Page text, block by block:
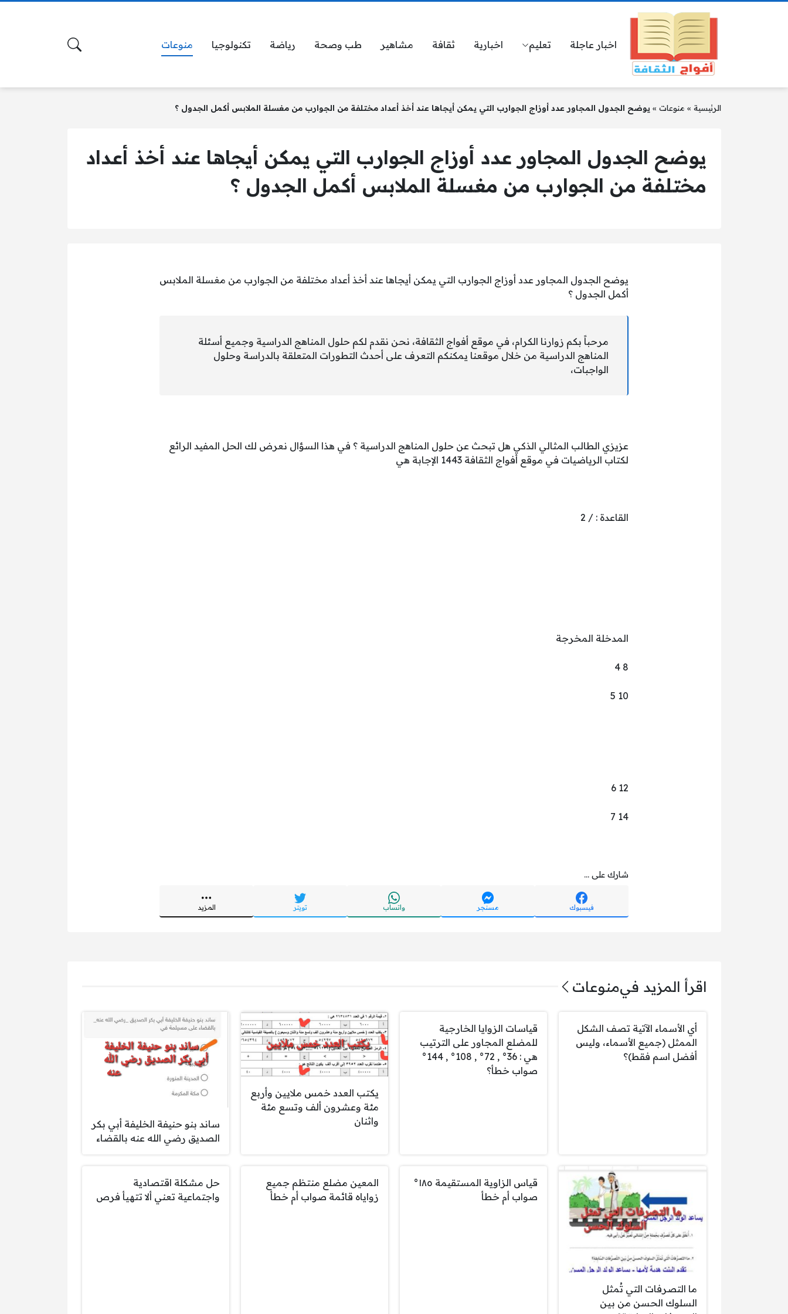
اخبار عاجلة تعليم اخبارية ثقافة مشاهير طب وصحة رياضة تكنولوجيا منوعات
الرئيسية » منوعات » يوضح الجدول المجاور عدد أوزاج الجوارب التي يمكن أيجاها عند أخذ أعداد مختلفة من الجوارب من مغسلة الملابس أكمل الجدول ؟
يوضح الجدول المجاور عدد أوزاج الجوارب التي يمكن أيجاها عند أخذ أعداد
مختلفة من الجوارب من مغسلة الملابس أكمل الجدول ؟
يوضح الجدول المجاور عدد أوزاج الجوارب التي يمكن أيجاها عند أخذ أعداد مختلفة من الجوارب من مغسلة الملابس
أكمل الجدول ؟
مرحباً بكم زوارنا الكرام، في موقع أفواج الثقافة، نحن نقدم لكم حلول المناهج الدراسية وجميع أسئلة
المناهج الدراسية من خلال موقعنا يمكنكم التعرف على أحدث التطورات المتعلقة بالدراسة وحلول
الواجبات،
عزيزي الطالب المثالي الذكي هل تبحث عن حلول المناهج الدراسية ؟ في هذا السؤال نعرض لك الحل المفيد الرائع
لكتاب الرياضيات في موقع أفواج الثقافة 1443 الإجابة هي
القاعدة : / 2
المدخلة المخرجة
8 4
10 5
12 6
14 7
شارك على ...
فيسبوك مسنجر واتساب تويتر المزيد
اقرأ المزيد فيمنوعات
أي الأسماء الآتية تصف الشكل
الممثل (جميع الأسماء، وليس
أفضل اسم فقط)؟
قياسات الزوايا الخارجية
للمضلع المجاور على الترتيب
هي : 36° , 72° , 108° , 144°
صواب خطأ؟
يكتب العدد خمس ملايين وأربع
مئة وعشرون ألف وتسع مئة
واثنان
ساند بنو حنيفة الخليفة أبي بكر
الصديق رضي الله عنه بالقضاء
ما التصرفات التي تُمثل
السلوك الحسن من بين
قياس الزاوية المستقيمة ١٨٥°
صواب أم خطأ
المعين مضلع منتظم جميع
زواياه قائمة صواب أم خطأ
حل مشكلة اقتصادية
واجتماعية تعني ألا تتهيأ فرص